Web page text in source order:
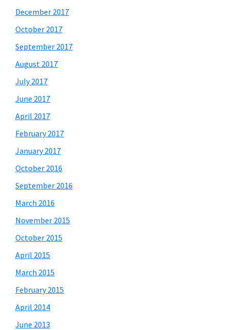
December 2017
October 2017
September 2017
August 2017
July 2017
June 2017
April 2017
February 2017
January 2017
October 2016
September 2016
March 2016
November 2015
October 2015
April 2015
March 2015
February 2015
April 2014
June 2013